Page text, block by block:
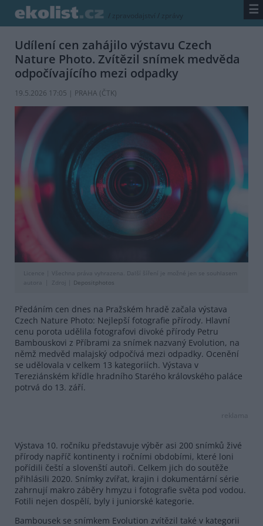
/ zpravodajství / zprávy ☰
Udílení cen zahájilo výstavu Czech
Nature Photo. Zvítězil snímek medvěda
odpočívajícího mezi odpadky
19.5.2026 17:05 | PRAHA (ČTK)
Licence |
Všechna práva vyhrazena. Další šíření je možné jen se souhlasem
autora
Zdroj | Depositphotos
Předáním cen dnes na Pražském hradě začala výstava
Czech Nature Photo: Nejlepší fotografie přírody. Hlavní
cenu porota udělila fotografovi divoké přírody Petru
Bambouskovi z Příbrami za snímek nazvaný Evolution, na
němž medvěd malajský odpočívá mezi odpadky. Ocenění
se udělovala v celkem 13 kategoriích. Výstava v
Tereziánském křídle hradního Starého královského paláce
potrvá do 13. září.
reklama
Výstava 10. ročníku představuje výběr asi 200 snímků živé
přírody napříč kontinenty i ročními obdobími, které loni
pořídili čeští a slovenští autoři. Celkem jich do soutěže
přihlásili 2020. Snímky zvířat, krajin i dokumentární série
zahrnují makro záběry hmyzu i fotografie světa pod vodou.
Fotili nejen dospělí, byly i juniorské kategorie.
Bambousek se snímkem Evolution zvítězil také v kategorii